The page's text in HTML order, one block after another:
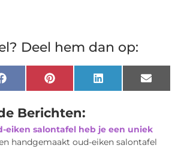
Deel hem dan op:
FacebookPinterestLinkedInEmail
Berichten:
eiken salontafel heb je een uniek
handgemaakt oud-eiken salontafel